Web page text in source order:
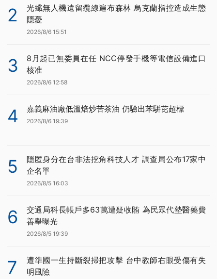
2
光纖無人機遺留纜線遍布森林 烏克蘭指控造成生態
隱憂
2026/8/6 15:51
3
8月起已無委員在任 NCC停發手機等電信設備進口
核准
2026/8/6 12:58
4 嘉義麻油廠低溫焙炒苦茶油 仍驗出苯駢芘超標
2026/8/6 19:39
5
隱匿身分在台非法挖角科技人才 調查局公布17家中
企名單
2026/8/5 16:03
6
交通局科長帳戶多63萬遭疑收賄 為民眾代墊醫藥費
善舉曝光
2026/8/5 19:39
7
遭準國一生持斷裂掃把攻擊 台中教師右眼受傷有失
明風險